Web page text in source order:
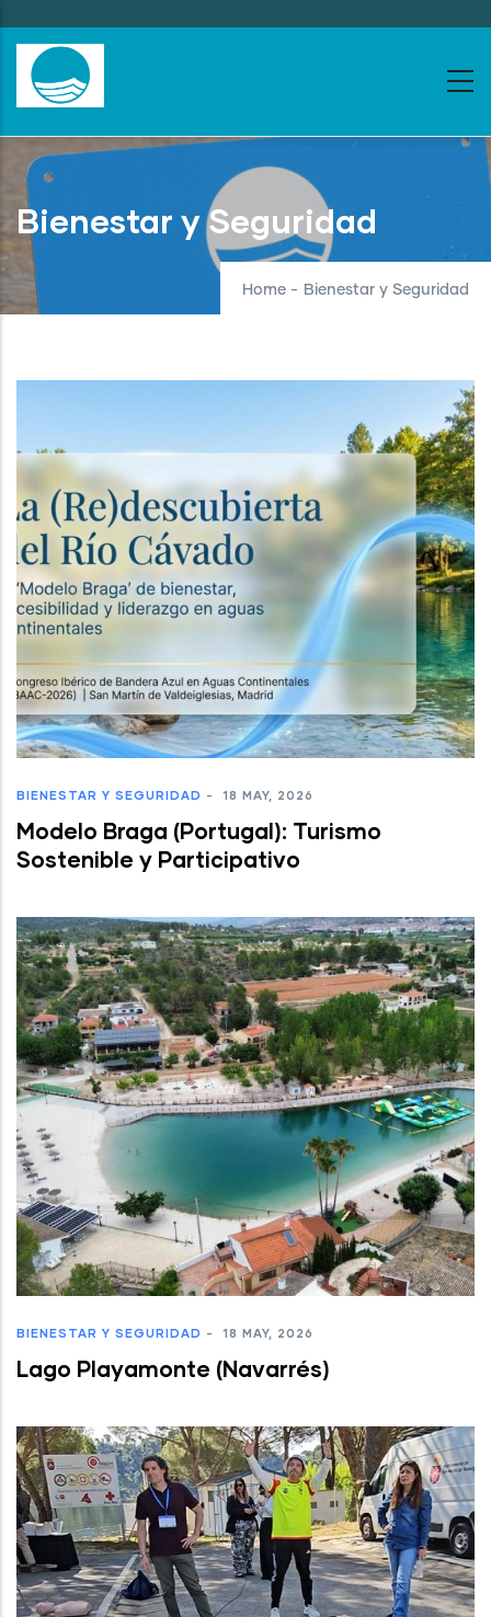
to
main
content
Bienestar y Seguridad
Home - Bienestar y Seguridad
BIENESTAR Y SEGURIDAD - 18 MAY, 2026
Modelo Braga (Portugal): Turismo
Sostenible y Participativo
BIENESTAR Y SEGURIDAD - 18 MAY, 2026
Lago Playamonte (Navarrés)